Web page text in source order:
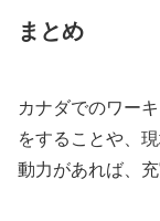
まとめ
カナダでのワー
をすることや、
動力があれば、